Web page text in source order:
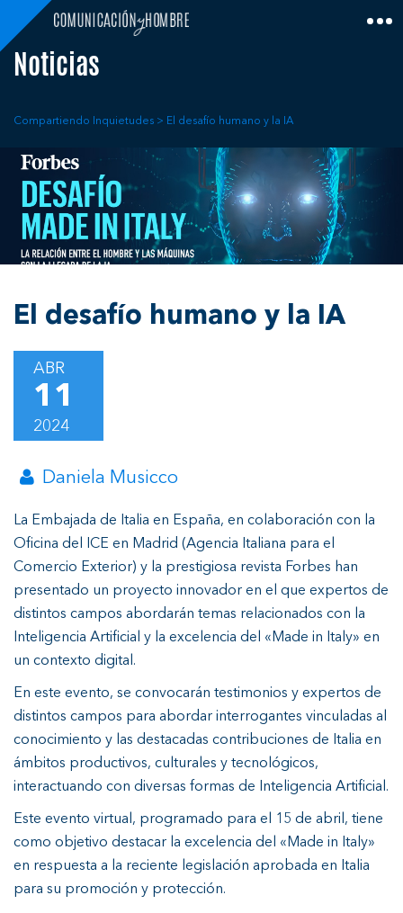
content
Noticias
Compartiendo Inquietudes > El desafío humano y la IA
El desafío humano y la IA
ABR
11
2024
Daniela Musicco
La Embajada de Italia en España, en colaboración con la
Oficina del ICE en Madrid (Agencia Italiana para el
Comercio Exterior) y la prestigiosa revista Forbes han
presentado un proyecto innovador en el que expertos de
distintos campos abordarán temas relacionados con la
Inteligencia Artificial y la excelencia del «Made in Italy» en
un contexto digital.
En este evento, se convocarán testimonios y expertos de
distintos campos para abordar interrogantes vinculadas al
conocimiento y las destacadas contribuciones de Italia en
ámbitos productivos, culturales y tecnológicos,
interactuando con diversas formas de Inteligencia Artificial.
Este evento virtual, programado para el 15 de abril, tiene
como objetivo destacar la excelencia del «Made in Italy»
en respuesta a la reciente legislación aprobada en Italia
para su promoción y protección.